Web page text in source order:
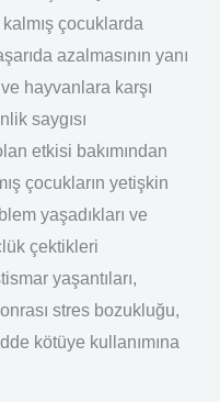
çocuklarda
azalmasının yanı
hayvanlara karşı
saygısı
etkisi bakımından
çocukların yetişkin
yaşadıkları ve
çektikleri
yaşantıları,
stres bozukluğu,
kötüye kullanımına